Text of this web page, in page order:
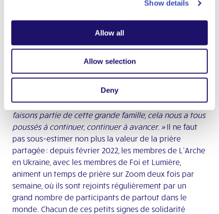
Show details
Allow all
Allow selection
Deny
soutien pour continuer à avancer, il en va de même
pour les communautés vulnérables. En s’appuyant sur
son expérience, L’Arche a immédiatement mis en place
des équipes de soutien d’urgence pour l’Ukraine et la
Palestine. Mahera explique quelle différence cela
lancée ne nous a pas seulement aidés financièrement,
mais aussi émotionnellement et psychologiquement ;
de sentir que nous ne sommes pas seuls, que nous
faisons partie de cette grande famille, cela nous a tous
poussés à continuer, continuer à avancer. » Il ne faut
pas sous-estimer non plus la valeur de la prière
partagée : depuis février 2022, les membres de L’Arche
en Ukraine, avec les membres de Foi et Lumière,
animent un temps de prière sur Zoom deux fois par
semaine, où ils sont rejoints régulièrement par un
grand nombre de participants de partout dans le
monde. Chacun de ces petits signes de solidarité